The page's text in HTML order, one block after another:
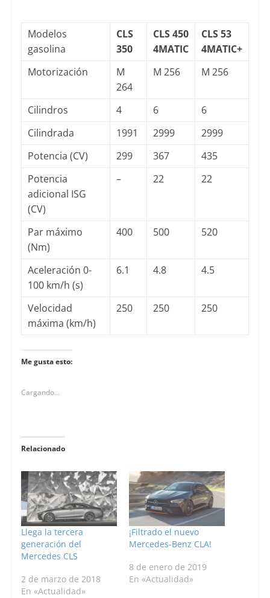
Modelos
gasolina
CLS
350
CLS 450
4MATIC
CLS 53
4MATIC+
Motorización
M
264
M 256 M 256
Cilindros 4 6
6
Cilindrada
1991 2999
2999
Potencia (CV)
299 367
435
Potencia
adicional ISG
(CV)
– 22 22
Par máximo
(Nm)
400 500 520
Aceleración 0-
100 km/h (s)
6.1 4.8 4.5
Velocidad
máxima (km/h)
250 250 250
Me gusta esto:
Cargando...
Relacionado
Llega la tercera
generación del
Mercedes CLS
2 de marzo de 2018
En «Actualidad»
¡Filtrado el nuevo
Mercedes-Benz CLA!
8 de enero de 2019
En «Actualidad»